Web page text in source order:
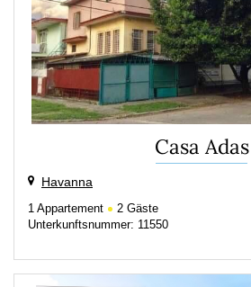
Casa Adas
Havanna
1 Appartement 2 Gäste
Unterkunftsnummer: 11550